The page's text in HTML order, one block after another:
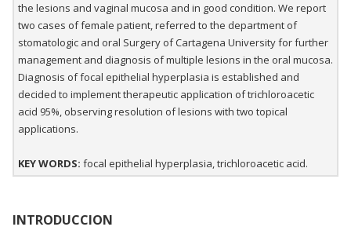
the lesions and vaginal mucosa and in good condition. We report
two cases of female patient, referred to the department of
stomatologic and oral Surgery of Cartagena University for further
management and diagnosis of multiple lesions in the oral mucosa.
Diagnosis of focal epithelial hyperplasia is established and
decided to implement therapeutic application of trichloroacetic
acid 95%, observing resolution of lesions with two topical
applications.
KEY WORDS: focal epithelial hyperplasia, trichloroacetic acid.
INTRODUCCION